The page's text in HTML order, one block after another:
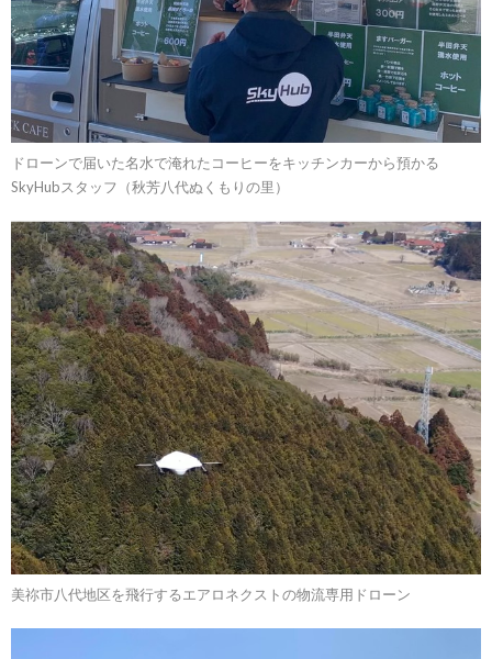
ドローンで届いた名水で淹れたコーヒーをキッチンカーから預かる
SkyHubスタッフ（秋芳八代ぬくもりの里）
美祢市八代地区を飛行するエアロネクストの物流専用ドローン